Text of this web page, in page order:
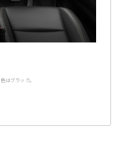
はブラック。